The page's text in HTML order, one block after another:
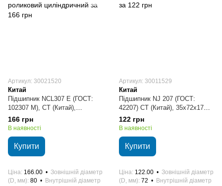
Артикул: 30021520
Китай
Підшипник NCL307 E (ГОСТ:
102307 M), CT (Китай),
35x80x21 мм, роликовий
циліндричний
166 грн
В наявності
Купити
Ціна 166.00
Зовнішній діаметр
(D, мм) 80
Внутрішній діаметр
Артикул: 30011529
Китай
Підшипник NJ 207 (ГОСТ:
42207) CT (Китай), 35х72х17
мм, роликовий радіальний
122 грн
В наявності
Купити
Ціна 122.00
Зовнішній діаметр
(D, мм) 72
Внутрішній діаметр